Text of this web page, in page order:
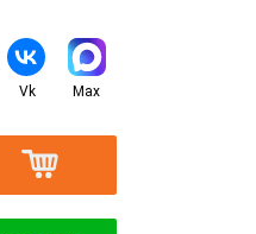
Vk Max